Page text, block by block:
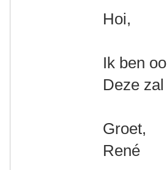
Hoi,
Ik ben
Deze
Groet,
René